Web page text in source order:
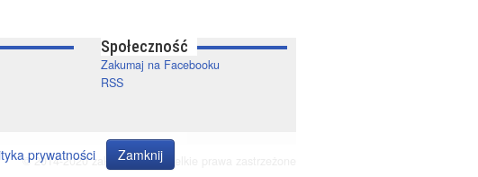
Społeczność
Zakumaj na Facebooku
RSS
© 2014-2020 zakumaj.pl. Wszelkie prawa zastrzeżone
prywatności Zamknij